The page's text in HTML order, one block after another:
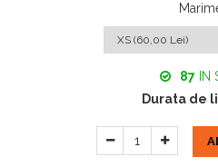
87IN
Durata de